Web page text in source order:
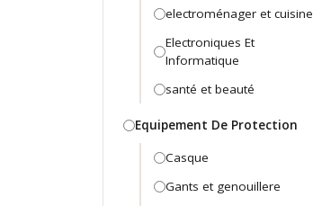
electroménager et cuisine
Electroniques Et
Informatique
santé et beauté
Equipement De Protection
Casque
Gants et genouillere